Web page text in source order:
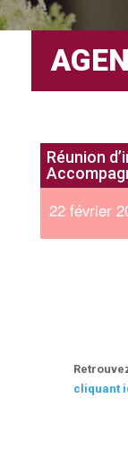
Réunion
22 février
cliquant